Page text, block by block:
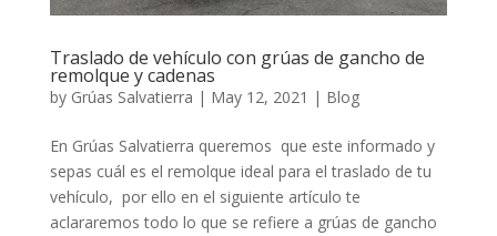
Traslado de vehículo con grúas de gancho de
remolque y cadenas
by Grúas Salvatierra | May 12, 2021 | Blog
En Grúas Salvatierra queremos que este informado y
sepas cuál es el remolque ideal para el traslado de tu
vehículo, por ello en el siguiente artículo te
aclararemos todo lo que se refiere a grúas de gancho